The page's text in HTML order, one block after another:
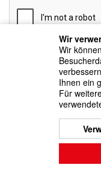
mit * gekennzeichnete
Startseite
Wir
Wir
Ihnen ein
Für